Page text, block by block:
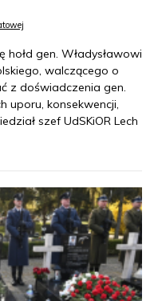
gen. Władysławowi
walczącego o
z doświadczenia gen.
uporu, konsekwencji,
szef UdSKiOR Lech